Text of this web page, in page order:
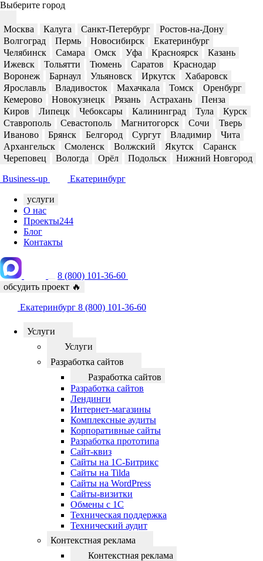
Выберите город
Москва Калуга Санкт-Петербург
Ростов-на-Дону
Волгоград
Пермь Новосибирск
Екатеринбург
Челябинск
Самара Омск Уфа Красноярск
Казань
Ижевск
Тольятти Тюмень Саратов
Краснодар
Воронеж
Барнаул Ульяновск Иркутск
Хабаровск
Ярославль
Владивосток Махачкала Томск
Оренбург
Кемерово
Новокузнецк Рязань Астрахань
Пенза
Киров
Липецк Чебоксары Калининград Тула
Курск
Ставрополь
Севастополь Магнитогорск Сочи
Тверь
Иваново
Брянск Белгород Сургут Владимир
Чита
Архангельск
Смоленск Волжский Якутск
Саранск
Череповец
Вологда Орёл Подольск Нижний Новгород
Business-up Екатеринбург
услуги
О нас
Проекты244
Блог
Контакты
8 (800) 101-36-60
обсудить проект 🔥
Екатеринбург 8 (800) 101-36-60
Услуги
Услуги
Разработка сайтов
Разработка сайтов
Разработка сайтов
Лендинги
Интернет-магазины
Комплексные аудиты
Корпоративные сайты
Разработка прототипа
Сайт-квиз
Сайты на 1С-Битрикс
Сайты на Tilda
Сайты на WordPress
Сайты-визитки
Обмены с 1С
Техническая поддержка
Технический аудит
Контекстная реклама
Контекстная реклама